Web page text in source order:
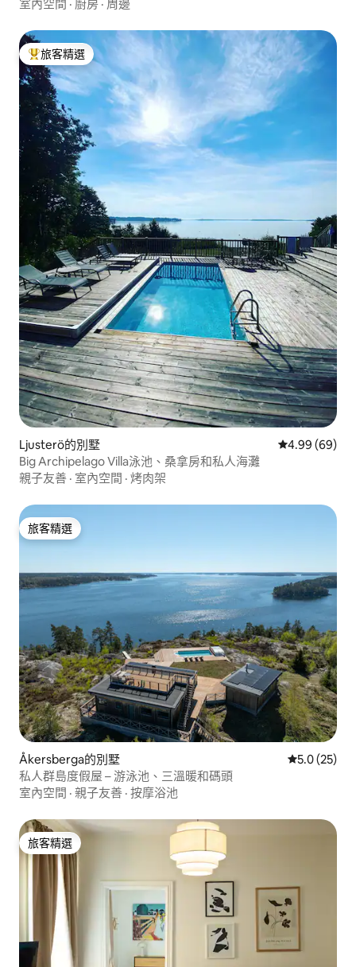
室內空間 · 廚房 · 周邊
旅客精選榜首
旅客精選
Ljusterö的別墅 從 69 則評價
4.99 (69)
Big Archipelago Villa泳池、桑拿房和私人海灘
親子友善 · 室內空間 · 烤肉架
旅客精選
旅客精選
Åkersberga的別墅 從 25 則評
5.0 (25)
私人群島度假屋 – 游泳池、三溫暖和碼頭
室內空間 · 親子友善 · 按摩浴池
旅客精選
旅客精選